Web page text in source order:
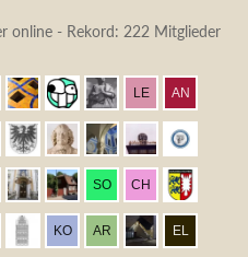
online - Rekord: 222 Mitglieder